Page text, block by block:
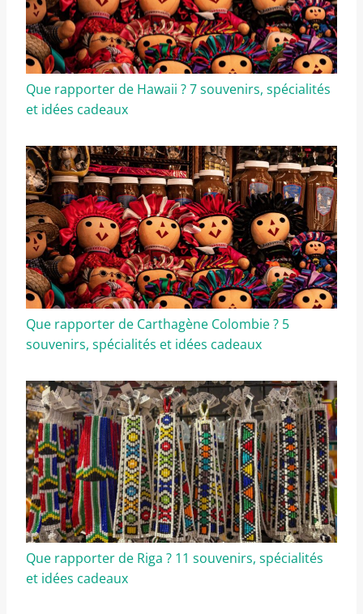
Que rapporter de Hawaii ? 7 souvenirs, spécialités
et idées cadeaux
Que rapporter de Carthagène Colombie ? 5
souvenirs, spécialités et idées cadeaux
Que rapporter de Riga ? 11 souvenirs, spécialités
et idées cadeaux